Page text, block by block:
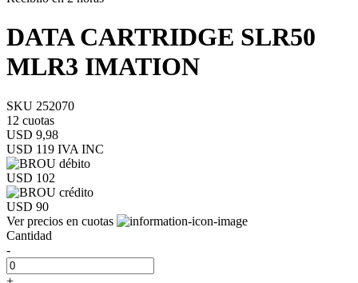
DATA CARTRIDGE SLR50
MLR3 IMATION
SKU 252070
12 cuotas
USD 9,98
USD 119 IVA INC
USD 102
USD 90
Ver precios en cuotas
Cantidad
-